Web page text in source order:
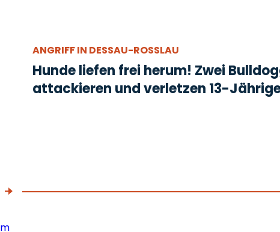
ANGRIFF IN DESSAU-ROSSLAU
Hunde liefen frei herum! Zwei
attackieren und verletzen 13-